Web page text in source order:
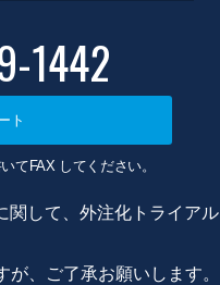
1442
ト
てFAX してください。
して、外注化トライアル
、ご了承お願いします。